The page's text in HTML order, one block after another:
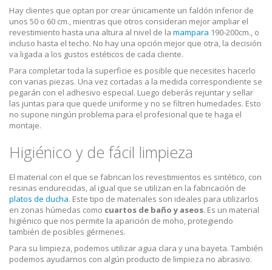
Hay clientes que optan por crear únicamente un faldón inferior de
unos 50 o 60 cm., mientras que otros consideran mejor ampliar el
revestimiento hasta una altura al nivel de la mampara 190-200cm., o
incluso hasta el techo. No hay una opción mejor que otra, la decisión
va ligada a los gustos estéticos de cada cliente.
Para completar toda la superficie es posible que necesites hacerlo
con varias piezas. Una vez cortadas a la medida correspondiente se
pegarán con el adhesivo especial. Luego deberás rejuntar y sellar
las juntas para que quede uniforme y no se filtren humedades. Esto
no supone ningún problema para el profesional que te haga el
montaje.
Higiénico y de fácil limpieza
El material con el que se fabrican los revestimientos es sintético, con
resinas endurecidas, al igual que se utilizan en la fabricación de
platos de ducha. Este tipo de materiales son ideales para utilizarlos
en zonas húmedas como cuartos de baño y aseos. Es un material
higiénico que nos permite la aparición de moho, protegiendo
también de posibles gérmenes.
Para su limpieza, podemos utilizar agua clara y una bayeta. También
podemos ayudarnos con algún producto de limpieza no abrasivo.